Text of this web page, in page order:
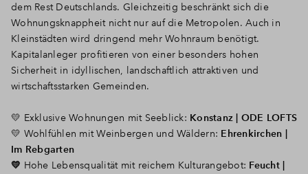
dem Rest Deutschlands. Gleichzeitig beschränkt sich die
Wohnungsknappheit nicht nur auf die Metropolen. Auch in
Kleinstädten wird dringend mehr Wohnraum benötigt.
Kapitalanleger profitieren von einer besonders hohen
Sicherheit in idyllischen, landschaftlich attraktiven und
wirtschaftsstarken Gemeinden.
💛 Exklusive Wohnungen mit Seeblick: Konstanz | ODE LOFTS
💛 Wohlfühlen mit Weinbergen und Wäldern: Ehrenkirchen |
Im Rebgarten
💛 Hohe Lebensqualität mit reichem Kulturangebot: Feucht |